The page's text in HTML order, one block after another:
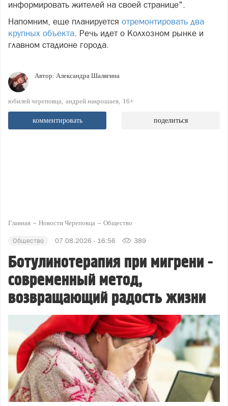
информировать жителей на своей странице".
Напомним, еще планируется отремонтировать два
крупных объекта. Речь идет о Колхозном рынке и
главном стадионе города.
Автор: Александра Шалягина
юбилей череповца андрей накрошаев 16+
комментировать поделиться
Главная Новости Череповца Общество
Общество 07.08.2026 - 16:56 389
Ботулинотерапия при мигрени -
современный метод,
возвращающий радость жизни